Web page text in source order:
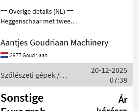
== Overige details (NL) ==
Heggenschaar met twee
geschikt voor blokhagen
/ minirotondes en andere
knipwerkzaamheden. Knipt
Aantjes Goudriaan Machinery
2977 Goudriaan
Szőlészeti gépek /
Sonstige
20-12-2025
07:38
Sonstige
Ár